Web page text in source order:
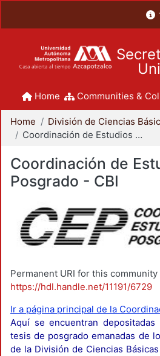
Home Communities &
Home
Coordinación de Estudios de Posgrado - CBI
Coordinación de
Posgrado - CBI
Permanent URI for this community
https://hdl.handle.net/11191/6729
Ir a página principal de la
Aquí se encuentran
tesis de posgrado emanadas de
de la División de Ciencias